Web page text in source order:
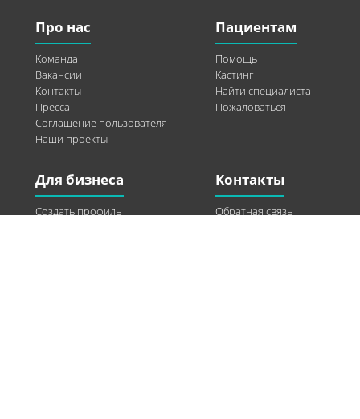
Про нас
Команда
Вакансии
Контакты
Пресса
Соглашение пользователя
Наши проекты
Пациентам
Помощь
Кастинг
Найти специалиста
Пожаловаться
Для бизнеса
Создать профиль
Контакты
Обратная связь